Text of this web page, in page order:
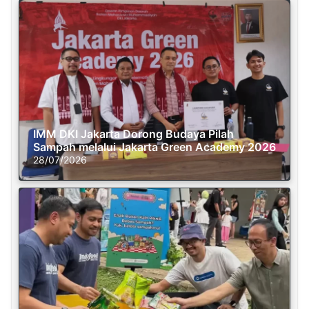
IMM DKI Jakarta Dorong Budaya Pilah
Sampah melalui Jakarta Green Academy 2026
28/07/2026